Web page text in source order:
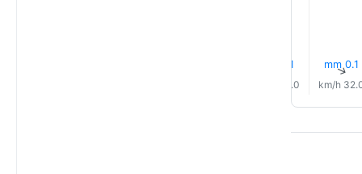
0.1 mm
↑
32.0
0.1 mm
32.0 km/h